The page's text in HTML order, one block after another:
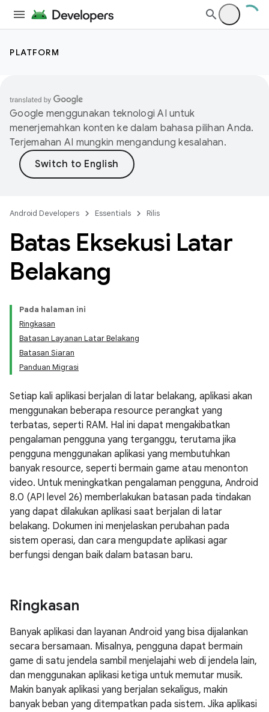
PLATFORM
Google menggunakan teknologi AI untuk
menerjemahkan konten ke dalam bahasa pilihan Anda.
Terjemahan AI mungkin mengandung kesalahan.
Android Developers Essentials Rilis
Batas Eksekusi Latar
Belakang
Pada halaman ini
Ringkasan
Batasan Layanan Latar Belakang
Batasan Siaran
Panduan Migrasi
Setiap kali aplikasi berjalan di latar belakang, aplikasi akan
menggunakan beberapa resource perangkat yang
terbatas, seperti RAM. Hal ini dapat mengakibatkan
pengalaman pengguna yang terganggu, terutama jika
pengguna menggunakan aplikasi yang membutuhkan
banyak resource, seperti bermain game atau menonton
video. Untuk meningkatkan pengalaman pengguna, Android
8.0 (API level 26) memberlakukan batasan pada tindakan
yang dapat dilakukan aplikasi saat berjalan di latar
belakang. Dokumen ini menjelaskan perubahan pada
sistem operasi, dan cara mengupdate aplikasi agar
berfungsi dengan baik dalam batasan baru.
Ringkasan
Banyak aplikasi dan layanan Android yang bisa dijalankan
secara bersamaan. Misalnya, pengguna dapat bermain
game di satu jendela sambil menjelajahi web di jendela lain,
dan menggunakan aplikasi ketiga untuk memutar musik.
Makin banyak aplikasi yang berjalan sekaligus, makin
banyak beban yang ditempatkan pada sistem. Jika aplikasi